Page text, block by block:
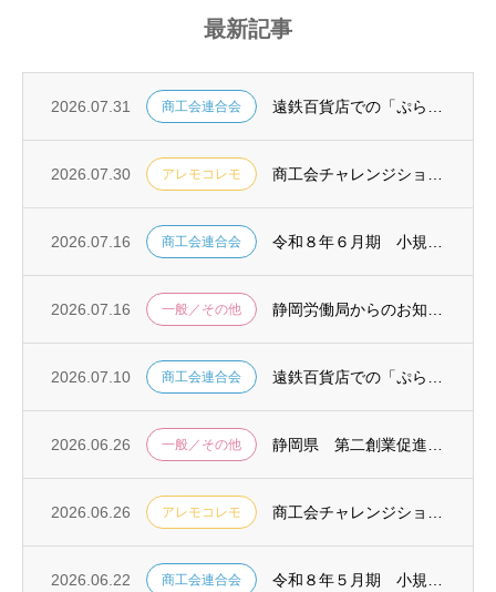
最新記事
2026.07.31 商工会連合会
2026.07.30 アレモコレモ
2026.07.16 商工会連合会
2026.07.16 一般／その他
2026.07.10 商工会連合会
2026.06.26 一般／その他
2026.06.26 アレモコレモ
2026.06.22 商工会連合会